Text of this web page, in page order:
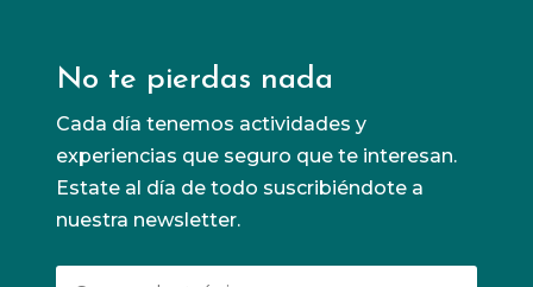
No te pierdas nada
Cada día tenemos actividades y
experiencias que seguro que te interesan.
Estate al día de todo suscribiéndote a
nuestra newsletter.